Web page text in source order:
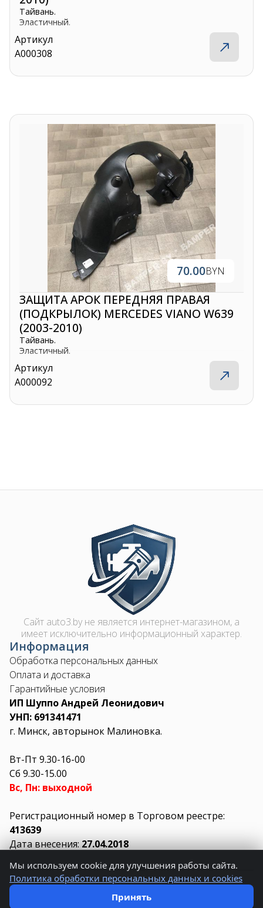
Тайвань.
Эластичный.
Артикул
A000308
70.00BYN
ЗАЩИТА АРОК ПЕРЕДНЯЯ ПРАВАЯ
(ПОДКРЫЛОК) MERCEDES VIANO W639
(2003-2010)
Тайвань.
Эластичный.
Артикул
A000092
Image
Сайт auto3.by не является интернет-магазином, а
имеет исключительно информационный характер.
Информация
Обработка персональных данных
Оплата и доставка
Гарантийные условия
ИП Шуппо Андрей Леонидович
УНП: 691341471
г. Минск, авторынок Малиновка.
Вт-Пт 9.30-16-00
Сб 9.30-15.00
Вс, Пн: выходной
Регистрационный номер в Торговом реестре:
413639
Дата внесения:27.04.2018
Мы используем cookie для улучшения работы сайта.
Политика обработки персональных данных и cookies
Принять